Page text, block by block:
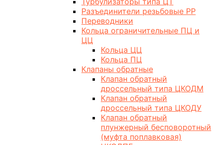
Разъединители резьбовые РР
Переводники
Кольца ограничительные ПЦ и
ЦЦ
Кольца ЦЦ
Кольца ПЦ
Клапаны обратные
Клапан обратный
дроссельный типа ЦКОДМ
Клапан обратный
дроссельный типа ЦКОДУ
Клапан обратный
плунжерный бесповоротный
(муфта поплавковая)